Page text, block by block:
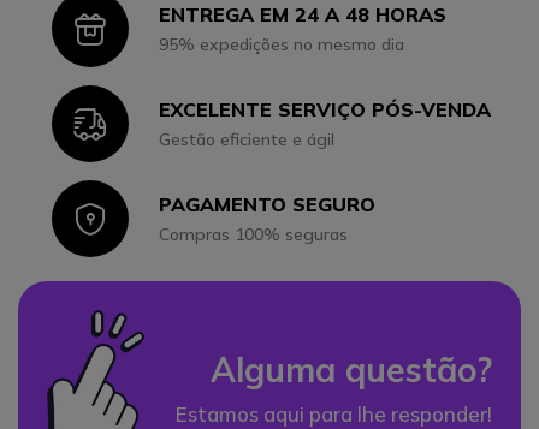
IconENTREGA EM 24 A 48 HORAS
95% expedições no mesmo dia
IconEXCELENTE SERVIÇO PÓS-VENDA
Gestão eficiente e ágil
IconPAGAMENTO SEGURO
Compras 100% seguras
Alguma questão?
Estamos aqui para lhe responder!